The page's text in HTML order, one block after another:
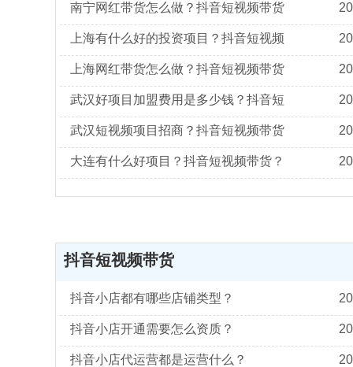
大连有什么好项目？抖音短视频带货？
抖音短视频带货
抖音小店都有哪些店铺类型？
抖音小店开通需要怎么资质？
抖音小店代运营都是运营什么？